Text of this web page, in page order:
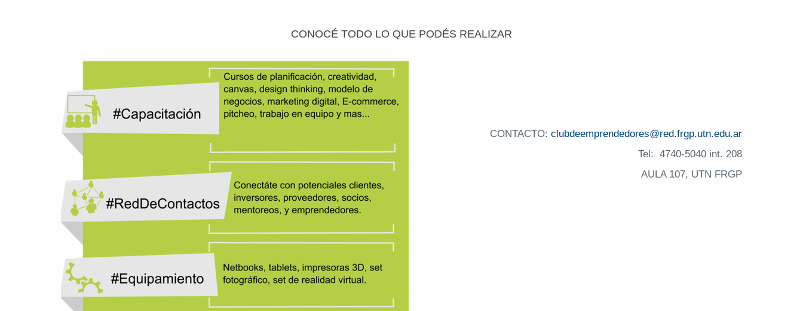
CONOCÉ TODO LO QUE PODÉS REALIZAR
CONTACTO: clubdeemprendedores@red.frgp.utn.edu.ar
Tel: 4740-5040 int. 208
AULA 107, UTN FRGP